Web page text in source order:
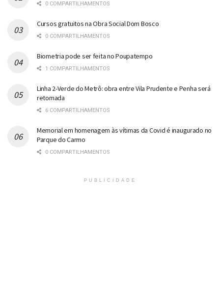
0 COMPARTILHAMENTOS
Cursos gratuitos na Obra Social Dom Bosco
0 COMPARTILHAMENTOS
Biometria pode ser feita no Poupatempo
1 COMPARTILHAMENTOS
Linha 2-Verde do Metrô: obra entre Vila Prudente e Penha será
retomada
6 COMPARTILHAMENTOS
Memorial em homenagem às vítimas da Covid é inaugurado no
Parque do Carmo
0 COMPARTILHAMENTOS
PUBLICIDADE